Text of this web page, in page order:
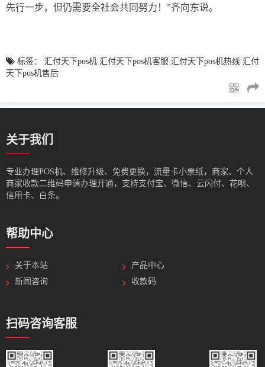
先行一步，但仍需要全社会共同努力！”齐向东说。
标签： 汇付天下pos机 汇付天下pos机客服 汇付天下pos机热线 汇付
天下pos机售后
关于我们
专业办理POS机、维修升级、免费更换，流量卡小票纸，商家、个人
商家收款二维码申请办理开通，支持支付宝、微信、云闪付、花呗、
信用卡、白条。
帮助中心
关于本站
产品中心
新闻咨询
收款码
扫码咨询客服